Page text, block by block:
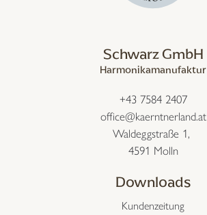
Schwarz GmbH
Harmonikamanufaktur
+43 7584 2407
office@kaerntnerland.at
Waldeggstraße 1,
4591 Molln
Downloads
Kundenzeitung